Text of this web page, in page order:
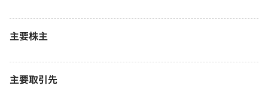
主要株主
主要取引先